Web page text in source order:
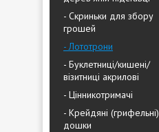
- Скриньки для збору
грошей
- Лототрони
- Буклетниці/кишені/
візитниці акрилові
- Цінникотримачі
- Крейдяні (грифельні)
дошки